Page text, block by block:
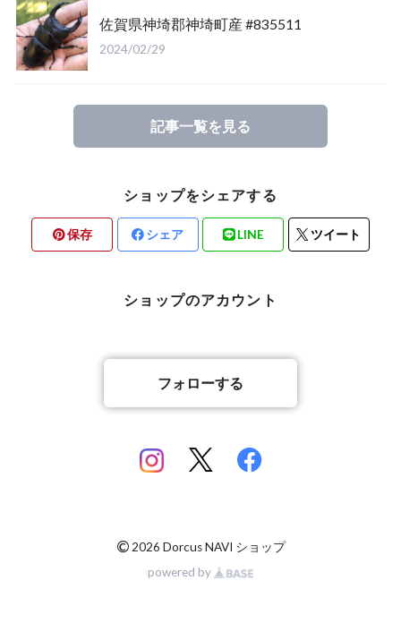
新潟県東蒲原郡阿賀町産
福島県大沼郡産
長崎県対馬市産
山梨県甲斐市産
北海道檜山郡厚沢部町産
山梨県北杜市明野町産
三重県桑名市
滋賀県大津市産
京都府宇治市産
香川県丸亀市綾歌町産
岡山県岡山市産
香川県丸亀市綾歌町産
熊本県合志市産
山梨県北杜市明野町産
佐賀県神埼郡産
佐賀県神埼郡神埼町産 #835511
2024/02/29
記事一覧を見る
ショップをシェアする
保存 シェア LINE ツイート
ショップのアカウント
フォローする
© 2026 Dorcus NAVI ショップ
powered by